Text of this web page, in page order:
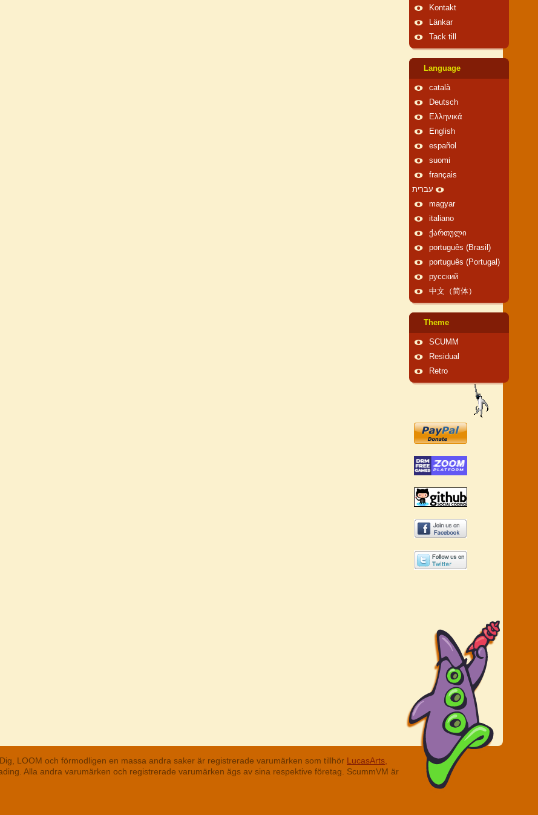
Kontakt
Länkar
Tack till
Language
català
Deutsch
Ελληνικά
English
español
suomi
français
עברית
magyar
italiano
ქართული
português (Brasil)
português (Portugal)
русский
中文（简体）
Theme
SCUMM
Residual
Retro
LOOM och förmodligen en massa andra saker är registrerade varumärken som tillhör LucasArts,
Alla andra varumärken och registrerade varumärken ägs av sina respektive företag. ScummVM är